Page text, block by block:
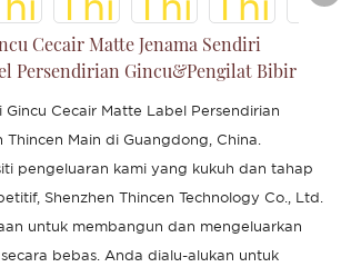
Cecair Matte Jenama Sendiri
Persendirian Gincu&Pengilat Bibir
Gincu Cecair Matte Label Persendirian
Thincen Main di Guangdong, China.
pengeluaran kami yang kukuh dan tahap
Shenzhen Thincen Technology Co., Ltd.
untuk membangun dan mengeluarkan
bebas. Anda dialu-alukan untuk